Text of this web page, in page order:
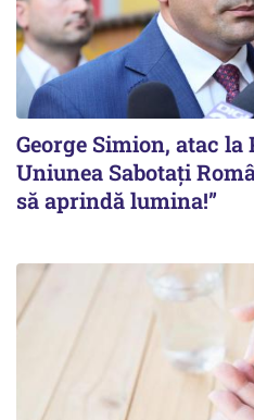
George Simion, atac la
Uniunea Sabotați
să aprindă lumina!”